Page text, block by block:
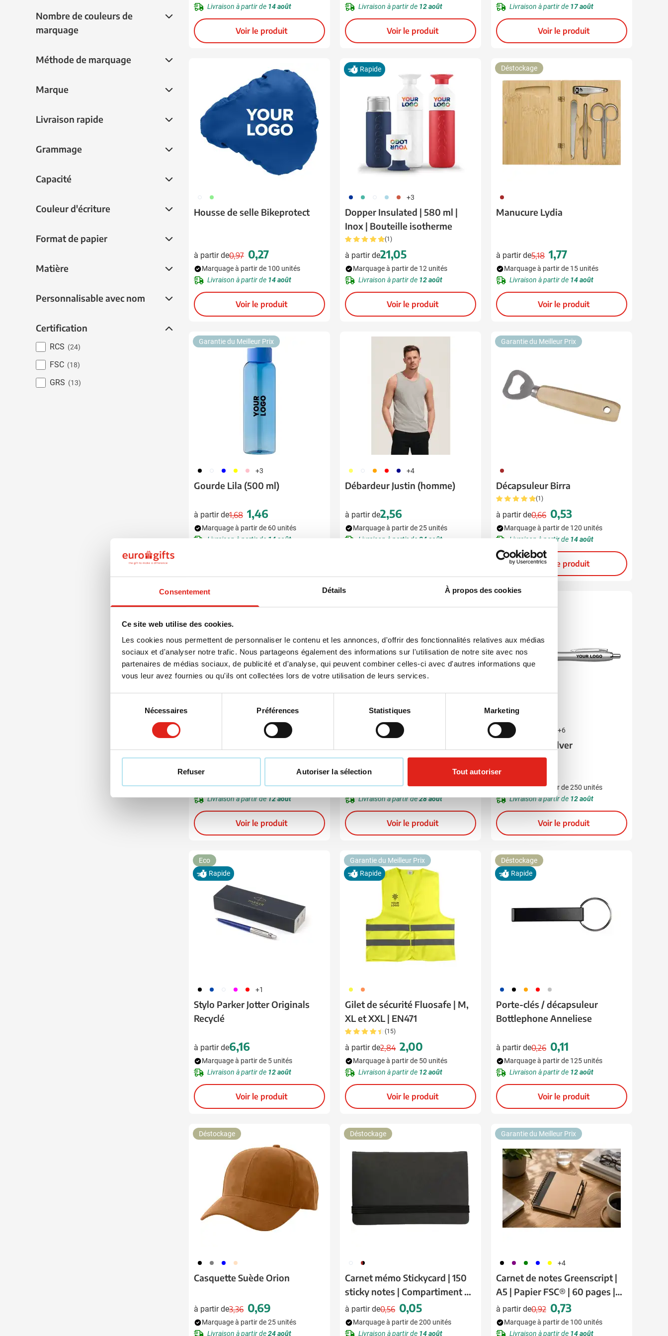
Consentement Détails À propos des cookies
Ce site web utilise des cookies.
Les cookies nous permettent de personnaliser le contenu et les annonces, d'offrir des fonctionnalités relatives aux médias
sociaux et d'analyser notre trafic. Nous partageons également des informations sur l'utilisation de notre site avec nos
partenaires de médias sociaux, de publicité et d'analyse, qui peuvent combiner celles-ci avec d'autres informations que
vous leur avez fournies ou qu'ils ont collectées lors de votre utilisation de leurs services.
consentement
Nécessaires Préférences Statistiques Marketing
Refuser Autoriser la sélection Tout autoriser
translucide
Nombre de couleurs de marquage
Nombre de couleurs de
marquage
Méthode de marquage
Méthode de marquage
Marque
Marque
Livraison rapide
Livraison rapide
Grammage
Grammage
Capacité
Capacité
Couleur d'écriture
Couleur d'écriture
Format de papier
Format de papier
Matière
Matière
Personnalisable avec nom
Personnalisable avec nom
Certification
Certification
RCS (24)
FSC (18)
GRS (13)
Livraison à partir de 14 août
Voir le produit
Livraison à partir de 12 août
Voir le produit
Livraison à partir de 17 août
Voir le produit
002 029
Housse de selle Bikeprotect
à partir de
Prix normal
0,97 0,27
Marquage à partir de 100 unités
Livraison à partir de 14 août
Voir le produit
773 886 721 887 888 +3
Dopper Insulated | 580 ml |
Inox | Bouteille isotherme
(1)
à partir de21,05
Rapide
Marquage à partir de 12 unités
Livraison à partir de 12 août
Voir le produit
011
Manucure Lydia
à partir de
Prix normal
5,18 1,77
Déstockage
Marquage à partir de 15 unités
Livraison à partir de 14 août
Voir le produit
001 002 005 006 017 +3
Gourde Lila (500 ml)
à partir de
Prix normal
1,68 1,46
Garantie du Meilleur Prix
Marquage à partir de 60 unités
Livraison à partir de 14 août
167 002 007 008 538 +4
Débardeur Justin (homme)
à partir de2,56
Marquage à partir de 25 unités
Livraison à partir de 24 août
011
Décapsuleur Birra
(1)
à partir de
Prix normal
0,66 0,53
Garantie du Meilleur Prix
Marquage à partir de 120 unités
Livraison à partir de 14 août
Voir le produit
à partir de
Marquage à partir de 100 unités
Livraison à partir de12 août
Voir le produit
343 442 970
(3)
à partir de
Marquage à partir de 100 unités
Livraison à partir de28 août
Voir le produit
001 024 +6
Stylo Cardiff Silver
à partir de
Marquage à partir de 250 unités
Livraison à partir de 12 août
Voir le produit
001 023 002 117 008 +1
Stylo Parker Jotter Originals
Recyclé
à partir de6,16
Eco
Rapide
Marquage à partir de 5 unités
Livraison à partir de 12 août
Voir le produit
006 007
Gilet de sécurité Fluosafe | M,
XL et XXL | EN471
(15)
à partir de
Prix normal
2,84 2,00
Garantie du Meilleur Prix
Rapide
Marquage à partir de 50 unités
Livraison à partir de 12 août
Voir le produit
023 001 007 008 032
Porte-clés / décapsuleur
Bottlephone Anneliese
à partir de
Prix normal
0,26
Prix spécial
0,11
Déstockage
Rapide
Marquage à partir de 125 unités
Livraison à partir de 12 août
Voir le produit
001 003 005 357
Casquette Suède Orion
à partir de
Prix normal
3,36 0,69
Déstockage
Marquage à partir de 25 unités
Livraison à partir de24 août
002 092
Carnet mémo Stickycard | 150
sticky notes | Compartiment de
rangement
à partir de
Prix normal
0,56 0,05
Déstockage
Marquage à partir de 200 unités
Livraison à partir de 14 août
001 024 004 005 006 +4
Carnet de notes Greenscript |
A5 | Papier FSC® | 60 pages |
Ligné | Avec stylo
à partir de
Prix normal
0,92 0,73
Garantie du Meilleur Prix
Marquage à partir de 100 unités
Livraison à partir de 14 août